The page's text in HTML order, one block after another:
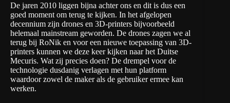
De jaren 2010 liggen bijna achter ons en dit is dus een
goed moment om terug te kijken. In het afgelopen
decennium zijn drones en 3D-printers bijvoorbeeld
helemaal mainstream geworden. De drones zagen we al
terug bij RoNik en voor een nieuwe toepassing van 3D-
printers kunnen we deze keer kijken naar het Duitse
Mecuris. Wat zij precies doen? De drempel voor de
technologie dusdanig verlagen met hun platform
waardoor zowel de maker als de gebruiker ermee kan
werken.